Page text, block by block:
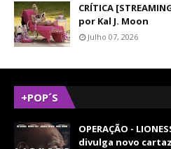
CRÍTICA
por Kal J. Moon
Julho 07, 2026
+POP´S
OPERAÇÃO -
divulga novo